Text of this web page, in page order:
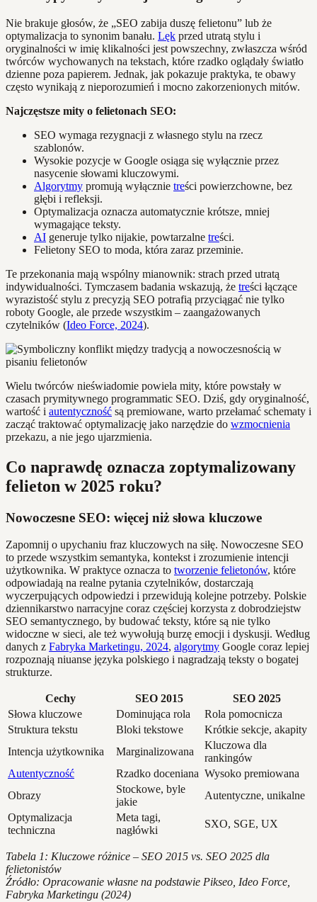
Nie brakuje głosów, że „SEO zabija duszę felietonu” lub że
optymalizacja to synonim banału. Lęk przed utratą stylu i
oryginalności w imię klikalności jest powszechny, zwłaszcza wśród
twórców wychowanych na tekstach, które rzadko oglądały światło
dzienne poza papierem. Jednak, jak pokazuje praktyka, te obawy
często wynikają z nieporozumień i mocno zakorzenionych mitów.
Najczęstsze mity o felietonach SEO:
SEO wymaga rezygnacji z własnego stylu na rzecz
szablonów.
Wysokie pozycje w Google osiąga się wyłącznie przez
nasycenie słowami kluczowymi.
Algorytmy promują wyłącznie treści powierzchowne, bez
głębi i refleksji.
Optymalizacja oznacza automatycznie krótsze, mniej
wymagające teksty.
AI generuje tylko nijakie, powtarzalne treści.
Felietony SEO to moda, która zaraz przeminie.
Te przekonania mają wspólny mianownik: strach przed utratą
indywidualności. Tymczasem badania wskazują, że treści łączące
wyrazistość stylu z precyzją SEO potrafią przyciągać nie tylko
roboty Google, ale przede wszystkim – zaangażowanych
czytelników (Ideo Force, 2024).
Wielu twórców nieświadomie powiela mity, które powstały w
czasach prymitywnego programmatic SEO. Dziś, gdy oryginalność,
wartość i autentyczność są premiowane, warto przełamać schematy i
zacząć traktować optymalizację jako narzędzie do wzmocnienia
przekazu, a nie jego ujarzmienia.
Co naprawdę oznacza zoptymalizowany
felieton w 2025 roku?
Nowoczesne SEO: więcej niż słowa kluczowe
Zapomnij o upychaniu fraz kluczowych na siłę. Nowoczesne SEO
to przede wszystkim semantyka, kontekst i zrozumienie intencji
użytkownika. W praktyce oznacza to tworzenie felietonów, które
odpowiadają na realne pytania czytelników, dostarczają
wyczerpujących odpowiedzi i przewidują kolejne potrzeby. Polskie
dziennikarstwo narracyjne coraz częściej korzysta z dobrodziejstw
SEO semantycznego, by budować teksty, które są nie tylko
widoczne w sieci, ale też wywołują burzę emocji i dyskusji. Według
danych z Fabryka Marketingu, 2024, algorytmy Google coraz lepiej
rozpoznają niuanse języka polskiego i nagradzają teksty o bogatej
strukturze.
Cechy SEO 2015
SEO 2025
Słowa kluczowe
Dominująca rola
Rola pomocnicza
Struktura tekstu
Bloki tekstowe
Krótkie sekcje, akapity
Intencja użytkownika
Marginalizowana
Kluczowa dla
rankingów
Autentyczność
Rzadko doceniana Wysoko premiowana
Obrazy
Stockowe, byle
jakie
Autentyczne, unikalne
Optymalizacja
techniczna
Meta tagi,
nagłówki
SXO, SGE, UX
Tabela 1: Kluczowe różnice – SEO 2015 vs. SEO 2025 dla
felietonistów
Źródło: Opracowanie własne na podstawie Pikseo, Ideo Force,
Fabryka Marketingu (2024)